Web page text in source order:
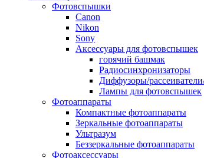
Фотовспышки
Canon
Nikon
Sony
Аксессуары для фотовспышек
горячий башмак
Радиосинхронизаторы
Диффузоры/
Лампы для фотовспышек
Фотоаппараты
Компактные фотоаппараты
Зеркальные фотоаппараты
Ультразум
Беззеркальные фотоаппараты
Фотоаксессуары